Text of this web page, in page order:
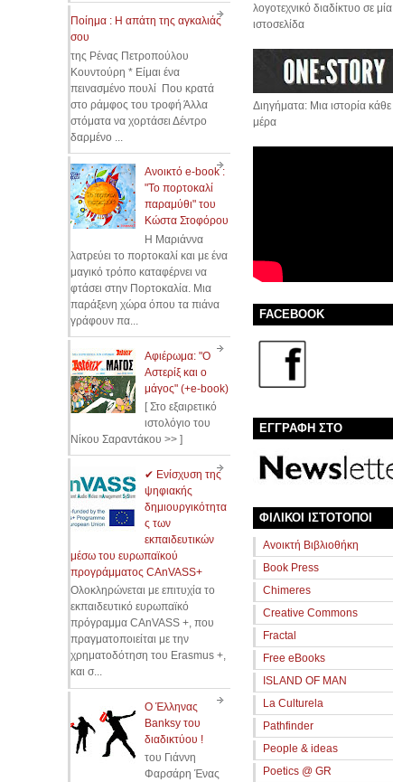
λογοτεχνικό διαδίκτυο σε μία
ιστοσελίδα
Διηγήματα: Μια ιστορία κάθε
μέρα
FACEBOOK
ΕΓΓΡΑΦΗ ΣΤΟ
ΦΙΛΙΚΟΙ ΙΣΤΟΤΟΠΟΙ
Avοικτή Βιβλιοθήκη
Book Press
Chimeres
Creative Commons
Fractal
Free eBooks
ISLAND OF MAN
La Culturela
Pathfinder
People & ideas
Poetics @ GR
Ποίημα : Η απάτη της αγκαλιάς
σου
της Ρένας Πετροπούλου
Κουντούρη * Είμαι ένα
πεινασμένο πουλί Που κρατά
στο ράμφος του τροφή Άλλα
στόματα να χορτάσει Δέντρο
δαρμένο ...
Ανοικτό e-book :
"Το πορτοκαλί
παραμύθι" του
Κώστα Στοφόρου
Η Μαριάννα
λατρεύει το πορτοκαλί και με ένα
μαγικό τρόπο καταφέρνει να
φτάσει στην Πορτοκαλία. Μια
παράξενη χώρα όπου τα πιάνα
γράφουν πα...
Αφιέρωμα: "Ο
Αστερίξ και ο
μάγος" (+e-book)
[ Στο εξαιρετικό
ιστολόγιο του
Νίκου Σαραντάκου >> ]
✔ Ενίσχυση της
ψηφιακής
δημιουργικότητα
ς των
εκπαιδευτικών
μέσω του ευρωπαϊκού
προγράμματος CAnVASS+
Ολοκληρώνεται με επιτυχία το
εκπαιδευτικό ευρωπαϊκό
πρόγραμμα CAnVASS +, που
πραγματοποιείται με την
χρηματοδότηση του Erasmus +,
και σ...
Ο Έλληνας
Banksy του
διαδικτύου !
του Γιάννη
Φαρσάρη Ένας